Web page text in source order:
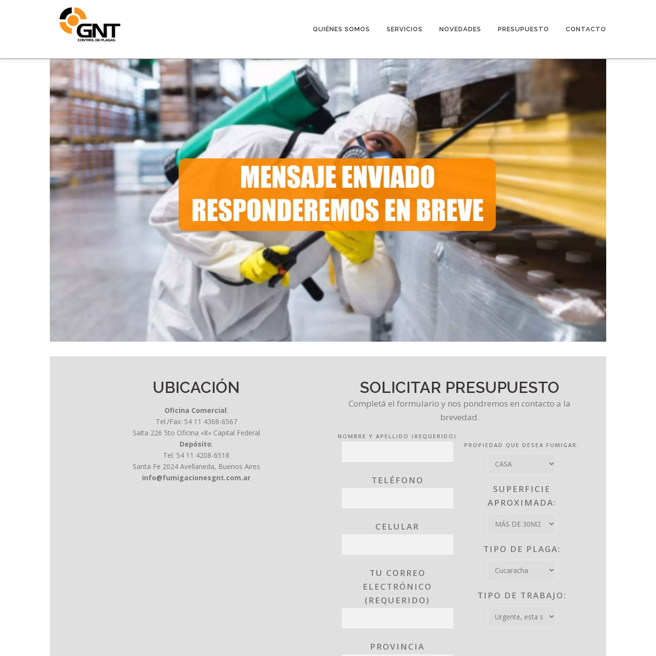
QUIÉNES SOMOS SERVICIOS NOVEDADES PRESUPUESTO CONTACTO
UBICACIÓN
Oficina Comercial:
Tel./Fax: 54 11 4368-6567
Salta 226 5to Oficina «8» Capital Federal
Depósito:
Tel: 54 11 4208-6518
Santa Fe 2024 Avellaneda, Buenos Aires
info@fumigacionesgnt.com.ar
SOLICITAR PRESUPUESTO
Completá el formulario y nos pondremos en contacto a la
brevedad.
NOMBRE Y APELLIDO (REQUERIDO)
TELÉFONO
CELULAR
TU CORREO
ELECTRÓNICO
(REQUERIDO)
PROVINCIA
PROPIEDAD QUE DESEA FUMIGAR:
SUPERFICIE
APROXIMADA:
TIPO DE PLAGA:
TIPO DE TRABAJO: